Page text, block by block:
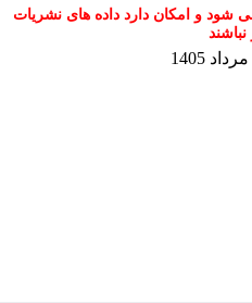
و امکان دارد داده های نشریات